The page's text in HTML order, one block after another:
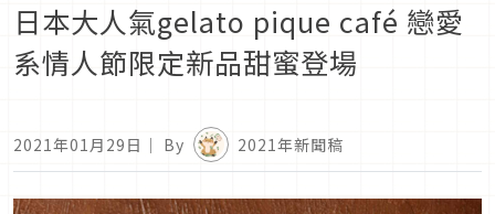
日本大人氣gelato pique café 戀愛
系情人節限定新品甜蜜登場
2021年01月29日 ｜ By 2021年新聞稿